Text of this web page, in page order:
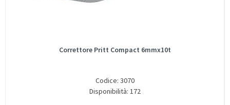
Correttore Pritt Compact 6mmx10t
Codice: 3070
Disponibilità: 172